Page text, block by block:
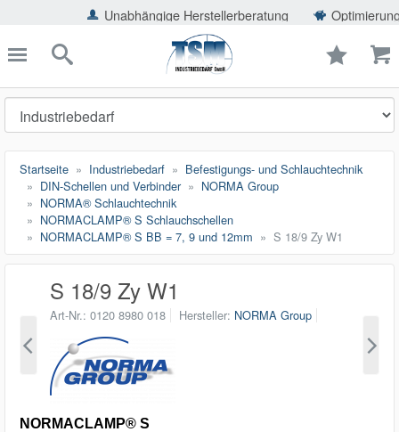
Unabhängige Herstellerberatung Optimierung der
schließen
Suche
Startseite Industriebedarf
Befestigungs- und Schlauchtechnik
DIN-Schellen und Verbinder
NORMA Group
NORMA® Schlauchtechnik
NORMACLAMP® S Schlauchschellen
NORMACLAMP® S BB = 7, 9 und 12mm
S 18/9 Zy W1
S 18/9 Zy W1
Art-Nr. 0120 8980 018 Hersteller NORMA Group
NORMACLAMP® S